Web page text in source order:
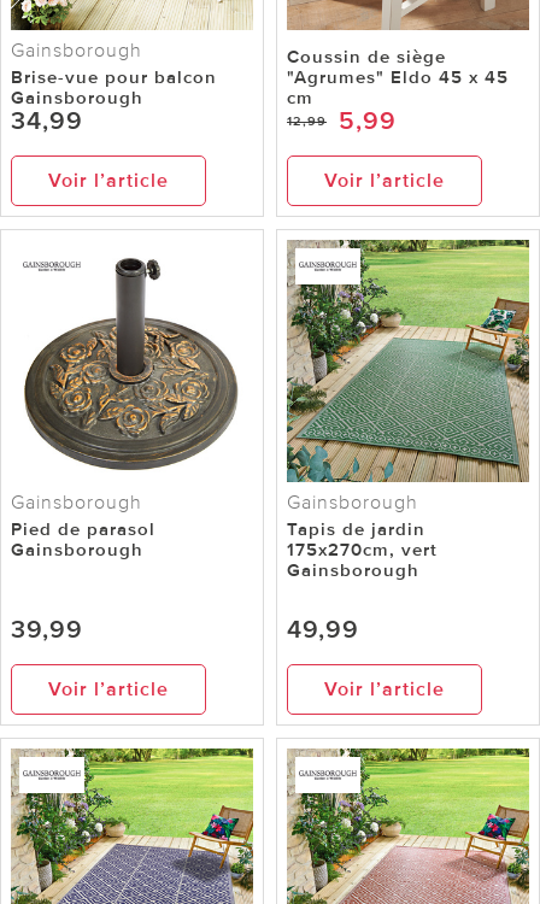
Gainsborough
Brise-vue pour balcon
Gainsborough
34,99
Voir l’article
Coussin de siège
"Agrumes" Eldo 45 x 45
cm
12,99 5,99
Voir l’article
Gainsborough
Pied de parasol
Gainsborough
39,99
Voir l’article
Gainsborough
Tapis de jardin
175x270cm, vert
Gainsborough
49,99
Voir l’article